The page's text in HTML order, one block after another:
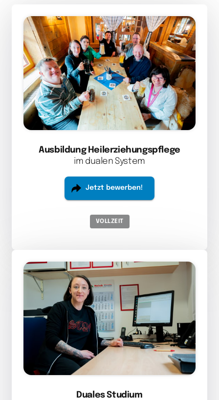
Ausbildung Heilerziehungspflege
im dualen System
Jetzt bewerben!
VOLLZEIT
Duales Studium